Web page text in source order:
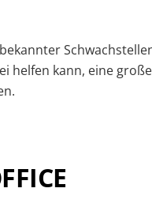
helfen kann, eine große